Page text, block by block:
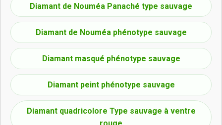
Diamant de Nouméa Panaché type sauvage
Diamant de Nouméa phénotype sauvage
Diamant masqué phénotype sauvage
Diamant peint phénotype sauvage
Diamant quadricolore Type sauvage à ventre